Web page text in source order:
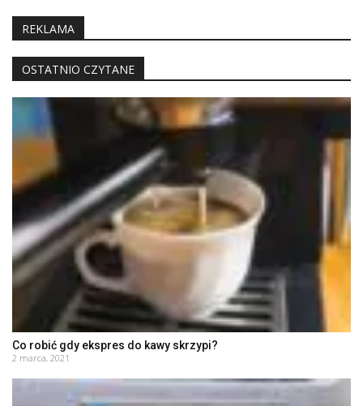
REKLAMA
OSTATNIO CZYTANE
Co robić gdy ekspres do kawy skrzypi?
2 marca, 2021